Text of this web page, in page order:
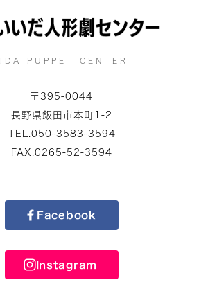
PUPPET CENTER
〒395-0044
長野県飯田市本町1-2
TEL.050-3583-3594
FAX.0265-52-3594
Facebook
Instagram